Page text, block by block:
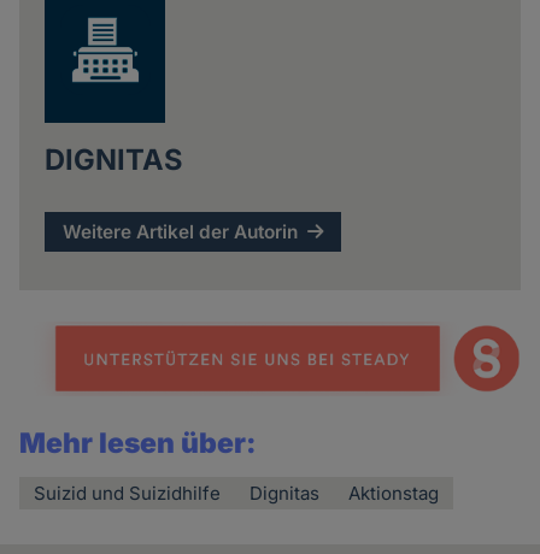
DIGNITAS
Weitere Artikel der Autorin
Mehr lesen über:
Suizid und Suizidhilfe Dignitas Aktionstag